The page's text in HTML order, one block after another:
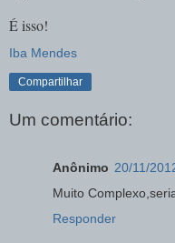
É isso!
Iba Mendes
Compartilhar
Um comentário:
Anônimo 20/11/
Muito
Responder